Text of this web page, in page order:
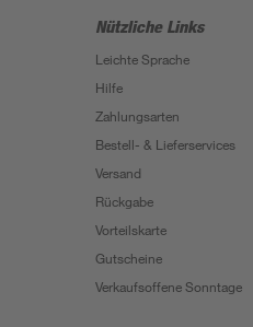
Nützliche Links
Leichte Sprache
Hilfe
Zahlungsarten
Bestell- & Lieferservices
Versand
Rückgabe
Vorteilskarte
Gutscheine
Verkaufsoffene Sonntage